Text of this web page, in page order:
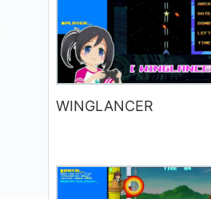
WINGLANCER